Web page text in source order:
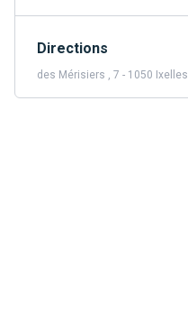
Directions
des Mérisiers , 7 - 1050 Ixelles